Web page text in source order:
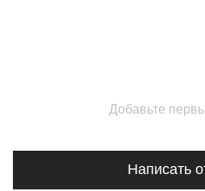
Добавьте
Написать